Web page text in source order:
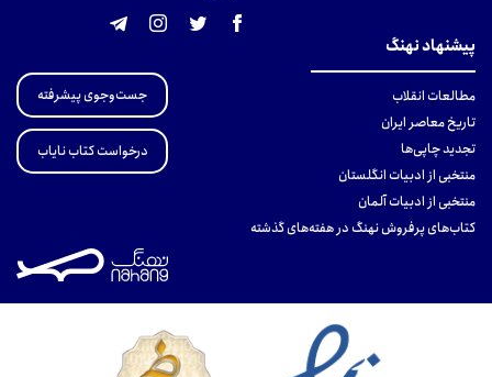
پیشنهاد نهنگ
مطالعات انقلاب
تاریخ معاصر ایران
تجدید چاپی‌ها
منتخبی از ادبیات انگلستان
منتخبی از ادبیات آلمان
کتاب‌های پرفروش نهنگ در هفته‌های گذشته
جست‌وجوی پیشرفته
درخواست کتاب نایاب